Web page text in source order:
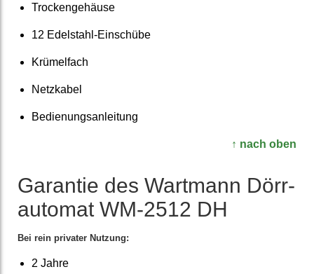
Trocken­gehäuse
12 Edelstahl-Ein­schübe
Krümelfach
Netzkabel
Bedienungs­anleitung
↑ nach oben
Garantie des Wartmann Dörr­
automat WM-2512 DH
Bei rein privater Nutzung:
2 Jahre